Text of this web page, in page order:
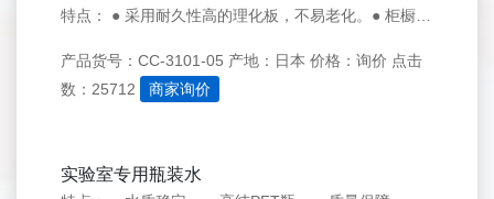
产品货号：CC-3101-05 产地：日本 价格：询价 点击
数：25712
商家询价
实验室专用瓶装水